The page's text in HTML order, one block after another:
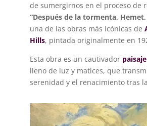
de sumergirnos en el proceso de
“Después de la tormenta,
una de las obras más icónicas de
Hills, pintada originalmente en
Esta obra es un cautivador paisaje
lleno de luz y matices, que
serenidad y el renacimiento tras